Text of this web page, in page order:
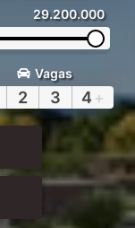
29.200.000
Vagas
2 3 4 +